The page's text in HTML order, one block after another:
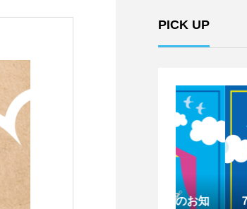
PICK UP
７月のワ